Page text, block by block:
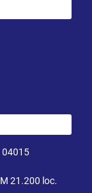
04015
21.200 loc.